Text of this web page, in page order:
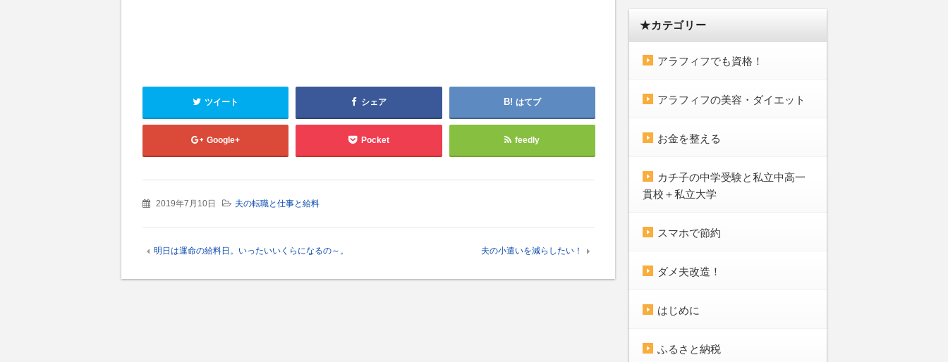
ツイート シェア はてブ
Google+ Pocket feedly
2019年7月10日 夫の転職と仕事と給料
明日は運命の給料日。いったいいくらになるの～。 夫の小遣いを減らしたい！
★カテゴリー
アラフィフでも資格！
アラフィフの美容・ダイエット
お金を整える
カチ子の中学受験と私立中高一
貫校＋私立大学
スマホで節約
ダメ夫改造！
はじめに
ふるさと納税